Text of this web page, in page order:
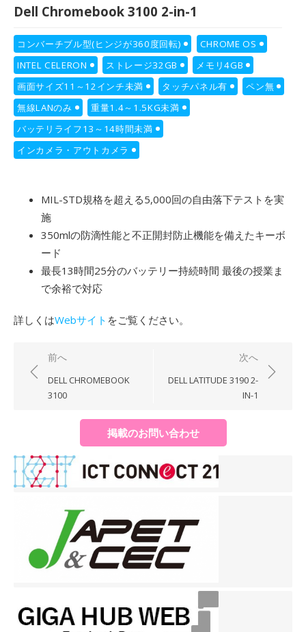
Dell Chromebook 3100 2-in-1
コンバーチブル型(ヒンジが360度回転)
CHROME OS
INTEL CELERON
ストレージ32GB
メモリ4GB
画面サイズ11～12インチ未満
タッチパネル有
ペン無
無線LANのみ
重量1.4～1.5KG未満
バッテリライフ13～14時間未満
インカメラ・アウトカメラ
MIL-STD規格を超える5,000回の自由落下テストを実
施
350mlの防滴性能と不正開封防止機能を備えたキーボ
ード
最長13時間25分のバッテリー持続時間 最後の授業ま
で余裕で対応
詳しくはWebサイト をご覧ください。
ー
シ
ョ
前へ
DELL CHROMEBOOK
3100
次へ
DELL LATITUDE 3190 2-
IN-1
掲載のお問い合わせ